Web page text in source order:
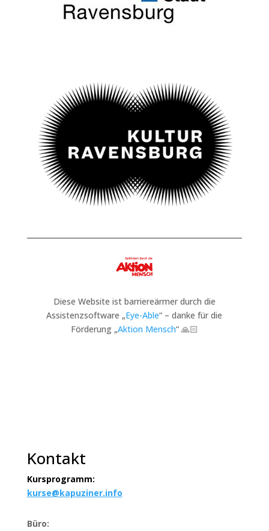
Diese Website ist barriereärmer durch die
Assistenzsoftware „Eye-Able“ – danke für die
Förderung „Aktion Mensch“ 🙏🏻
Kontakt
Kursprogramm:
kurse@kapuziner.info
Büro: